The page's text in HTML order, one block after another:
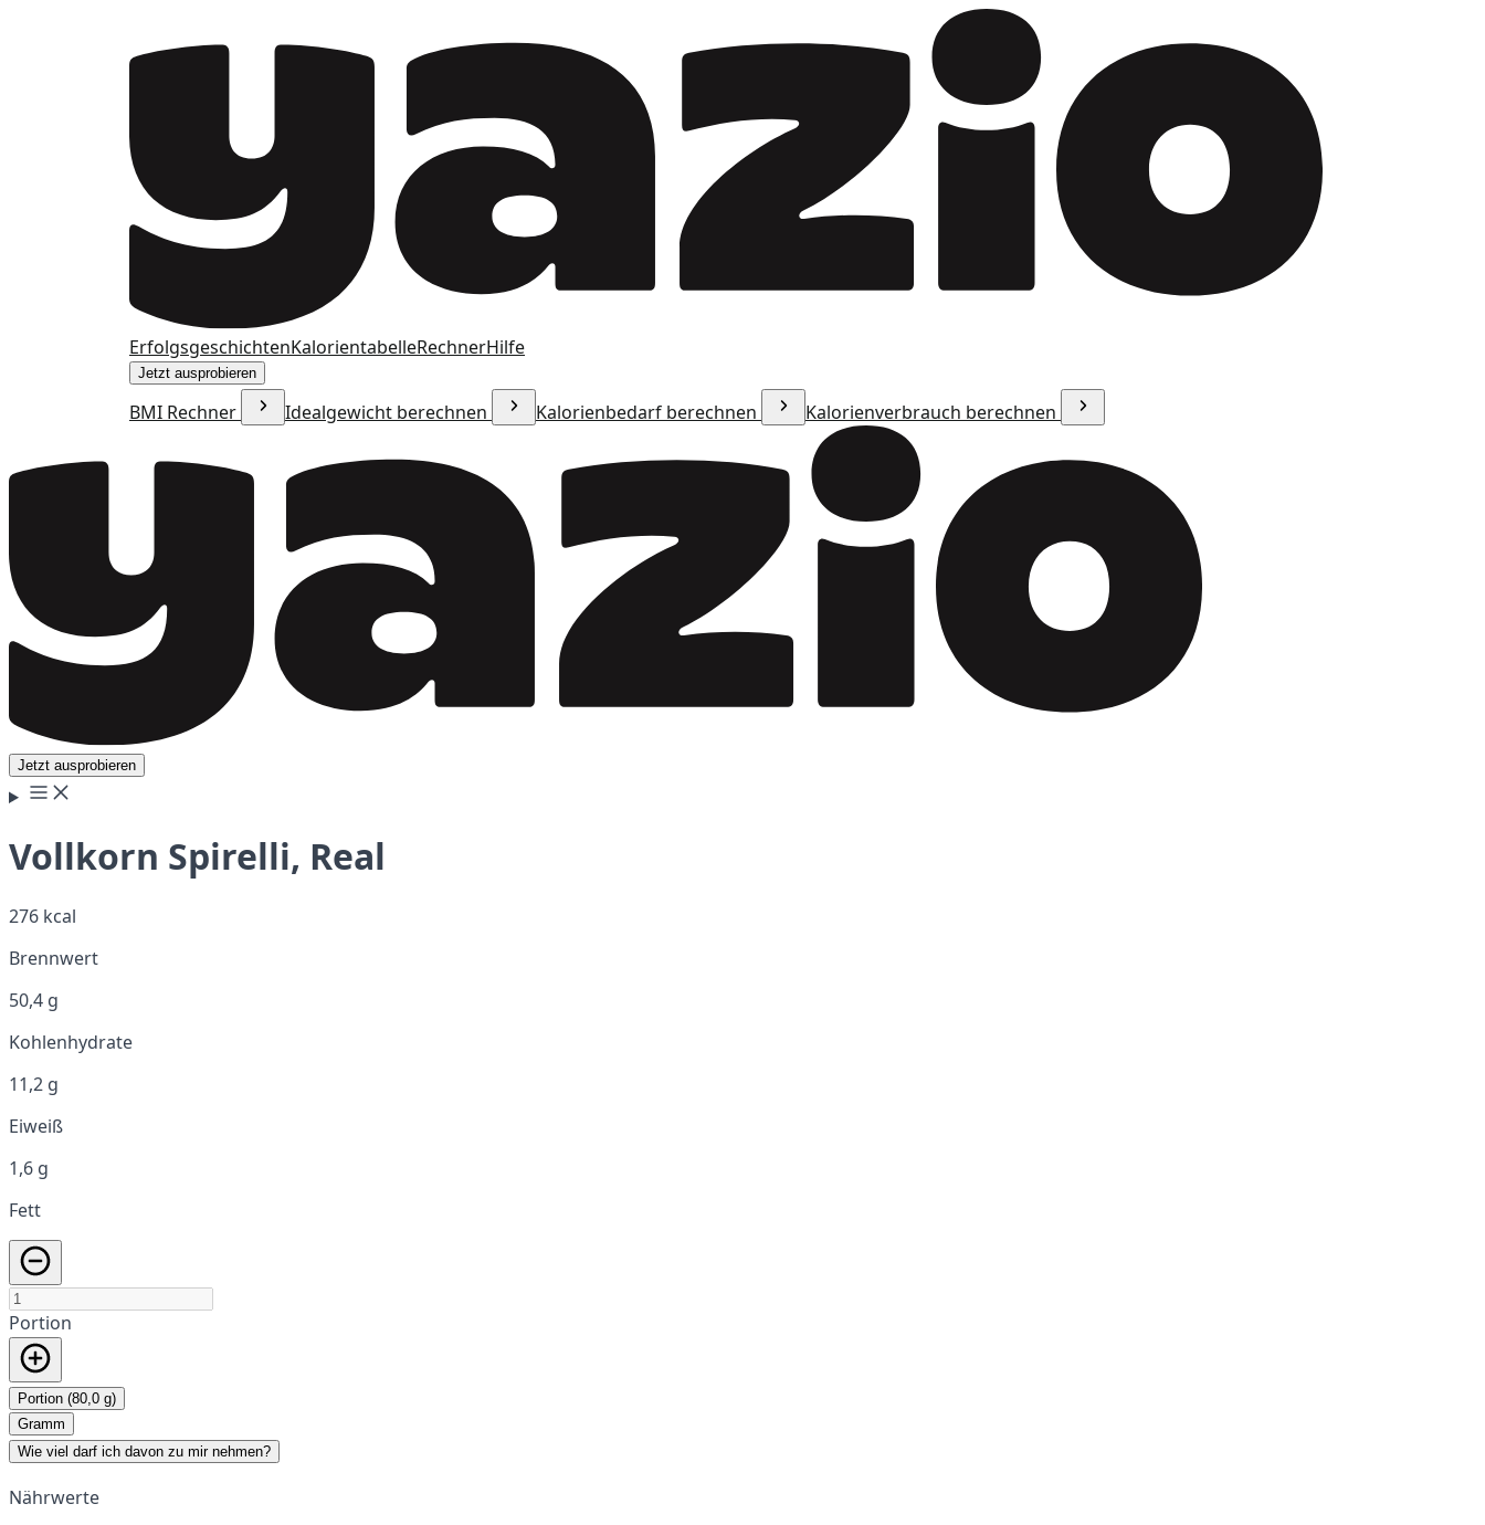
ErfolgsgeschichtenKalorientabelleRechnerHilfe
Jetzt ausprobieren
BMI Rechner Idealgewicht berechnen Kalorienbedarf berechnen Kalorienverbrauch berechnen
Jetzt ausprobieren
Vollkorn Spirelli, Real
276 kcal
Brennwert
50,4 g
Kohlenhydrate
11,2 g
Eiweiß
1,6 g
Fett
Portion
Portion (80,0 g)
Gramm
Wie viel darf ich davon zu mir nehmen?
Nährwerte